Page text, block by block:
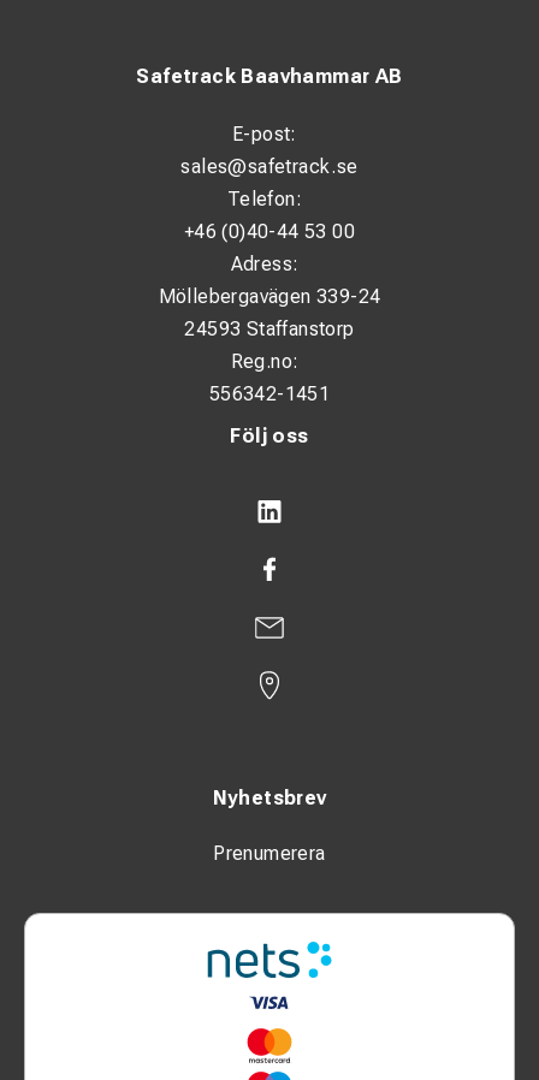
Följ oss
Nyhetsbrev
Prenumerera
Safetrack Baavhammar AB
E-post:
sales@safetrack.se
Telefon:
+46 (0)40-44 53 00
Adress:
Möllebergavägen 339-24
24593 Staffanstorp
Reg.no:
556342-1451